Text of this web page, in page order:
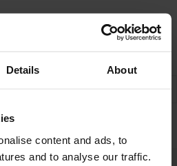
Details About
content and ads, to
and to analyse our traffic.
Camping